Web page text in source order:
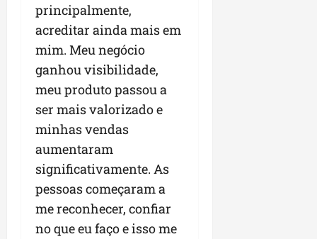
principalmente,
acreditar ainda mais em
mim. Meu negócio
ganhou visibilidade,
meu produto passou a
ser mais valorizado e
minhas vendas
aumentaram
significativamente. As
pessoas começaram a
me reconhecer, confiar
no que eu faço e isso me